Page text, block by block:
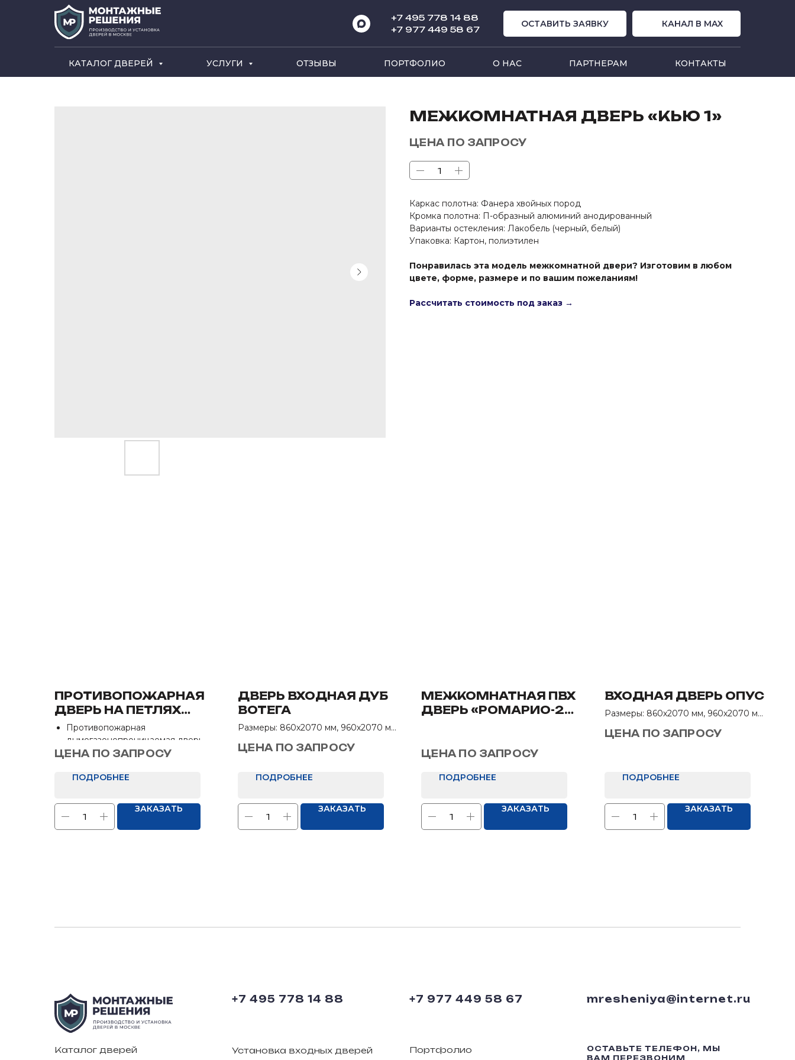
+7 495 778 14 88
+7 977 449 58 67
ОСТАВИТЬ ЗАЯВКУ КАНАЛ В MAX
КАТАЛОГ ДВЕРЕЙ УСЛУГИ ОТЗЫВЫ ПОРТФОЛИО О НАС ПАРТНЕРАМ КОНТАКТЫ
МЕЖКОМНАТНАЯ ДВЕРЬ «КЬЮ 1»
ЦЕНА ПО ЗАПРОСУ
Каркас полотна: Фанера хвойных пород
Кромка полотна: П-образный алюминий анодированный
Варианты остекления: Лакобель (черный, белый)
Упаковка: Картон, полиэтилен
Понравилась эта модель межкомнатной двери? Изготовим в любом
цвете, форме, размере и по вашим пожеланиям!
Рассчитать стоимость под заказ →
ПРОТИВОПОЖАРНАЯ
ДВЕРЬ НА ПЕТЛЯХ
СКРЫТОГО МОНТАЖА
ЕИ-60
Противопожарная
дымогазонепроницаемая дверь
Размер 2000*860 мм
ЦЕНА ПО ЗАПРОСУ
ПОДРОБНЕЕ
ЗАКАЗАТЬ
ДВЕРЬ ВХОДНАЯ ДУБ
ВОТЕГА
Размеры: 860х2070 мм, 960х2070 мм
ЦЕНА ПО ЗАПРОСУ
ПОДРОБНЕЕ
ЗАКАЗАТЬ
МЕЖКОМНАТНАЯ ПВХ
ДВЕРЬ «РОМАРИО-2
ЦЕНА ПО ЗАПРОСУ
ПОДРОБНЕЕ
ЗАКАЗАТЬ
ВХОДНАЯ ДВЕРЬ ОПУС
Размеры: 860х2070 мм, 960х2070 мм
ЦЕНА ПО ЗАПРОСУ
ПОДРОБНЕЕ
ЗАКАЗАТЬ
+7 495 778 14 88 +7 977 449 58 67 mresheniya@internet.ru
Каталог дверей Установка входных дверей Портфолио
ОСТАВЬТЕ ТЕЛЕФОН, МЫ
ВАМ ПЕРЕЗВОНИМ